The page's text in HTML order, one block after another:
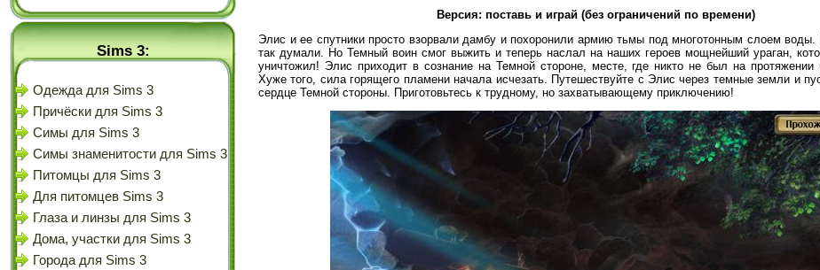
Sims 3:
Одежда для Sims 3
Причёски для Sims 3
Симы для Sims 3
Симы знаменитости для Sims 3
Питомцы для Sims 3
Для питомцев Sims 3
Глаза и линзы для Sims 3
Дома, участки для Sims 3
Города для Sims 3
Версия: поставь и играй (без ограничений по времени)
Элис и ее спутники просто взорвали дамбу и похоронили армию тьмы под многотонным слоем воды.
так думали. Но Темный воин смог выжить и теперь наслал на наших героев мощнейший ураган,
уничтожил! Элис приходит в сознание на Темной стороне, месте, где никто не был на протяжении
Хуже того, сила горящего пламени начала исчезать. Путешествуйте с Элис через темные земли и
сердце Темной стороны. Приготовьтесь к трудному, но захватывающему приключению!